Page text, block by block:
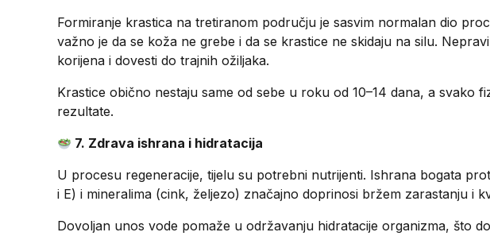
Formiranje krastica na tretiranom području je sasvim normalan dio
važno je da se koža ne grebe i da se krastice ne skidaju na silu.
korijena i dovesti do trajnih ožiljaka.
Krastice obično nestaju same od sebe u roku od 10–14 dana, a svako
rezultate.
7. Zdrava ishrana i hidratacija
U procesu regeneracije, tijelu su potrebni nutrijenti. Ishrana bogata
i E) i mineralima (cink, željezo) značajno doprinosi bržem zarastanju i
Dovoljan unos vode pomaže u održavanju hidratacije organizma, što